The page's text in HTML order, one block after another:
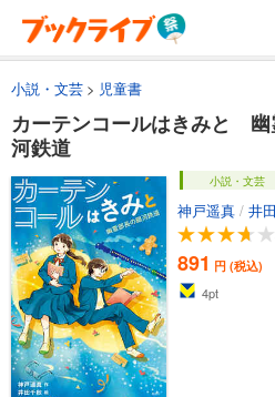
小説・文芸 児童書
カーテンコールはきみと 幽
河鉄道
小説・文芸
神戸遥真 / 井
891 円 (税込)
4pt